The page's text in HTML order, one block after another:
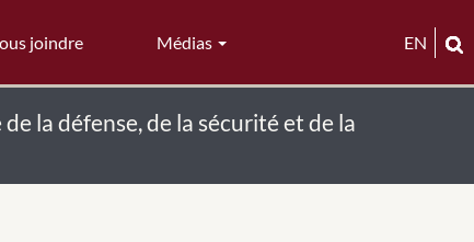
joindre Médias EN
la défense, de la sécurité et de la